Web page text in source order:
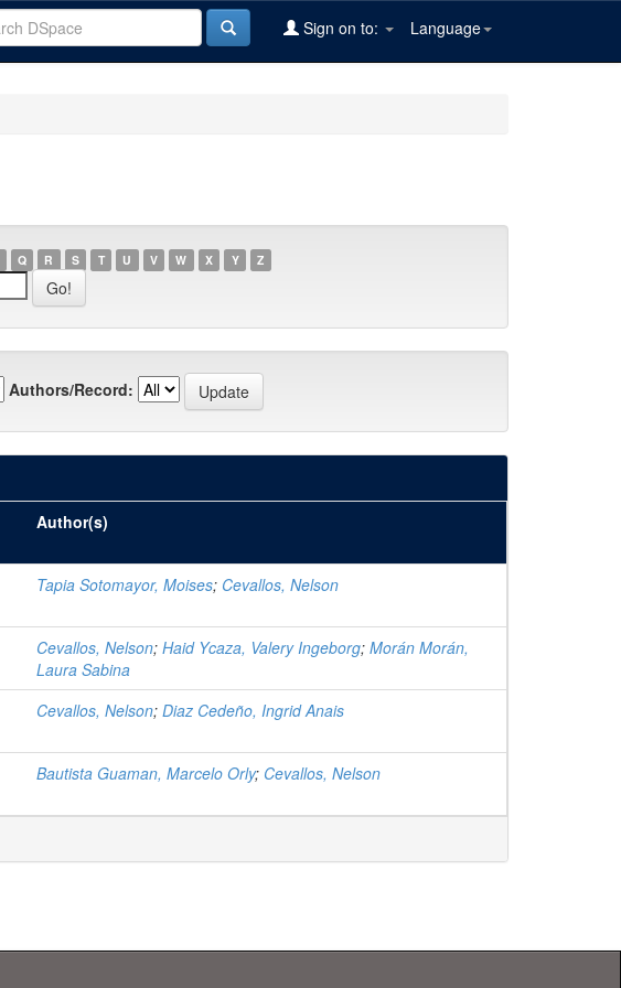
Language
Sign on to:
Q R S T U V W X Y Z
Authors/Record:
Author(s)
Tapia Sotomayor, Moises; Cevallos, Nelson
Cevallos, Nelson; Haid Ycaza, Valery Ingeborg; Morán Morán,
Laura Sabina
Cevallos, Nelson; Diaz Cedeño, Ingrid Anais
Bautista Guaman, Marcelo Orly; Cevallos, Nelson